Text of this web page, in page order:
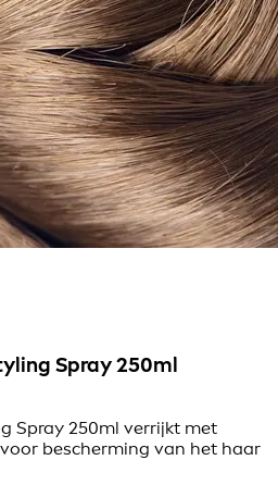
Spray 250ml
Spray 250ml verrijkt met
bescherming van het haar